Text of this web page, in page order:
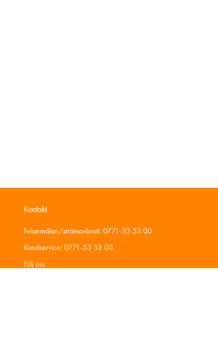
Kontakt
Felanmälan/strömavbrott: 0771-53 53 00
Kundservice: 0771-53 53 00
Följ oss